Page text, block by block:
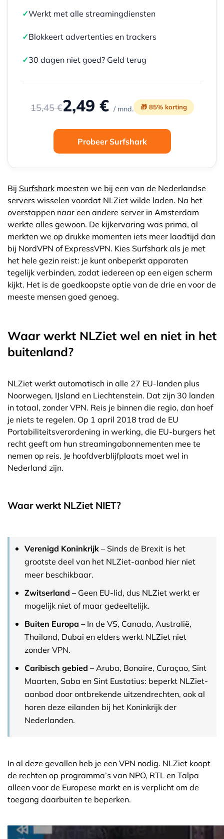
✓Werkt met alle streamingdiensten
✓Blokkeert advertenties en trackers
✓30 dagen niet goed? Geld terug
15,45 €2,49 € / mnd. 🎁 85% korting
Probeer Surfshark
Bij Surfshark moesten we bij een van de Nederlandse
servers wisselen voordat NLZiet wilde laden. Na het
overstappen naar een andere server in Amsterdam
werkte alles gewoon. De kijkervaring was prima, al
merkten we op drukke momenten iets meer laadtijd dan
bij NordVPN of ExpressVPN. Kies Surfshark als je met
het hele gezin reist: je kunt onbeperkt apparaten
tegelijk verbinden, zodat iedereen op een eigen scherm
kijkt. Het is de goedkoopste optie van de drie en voor de
meeste mensen goed genoeg.
Waar werkt NLZiet wel en niet in het
buitenland?
NLZiet werkt automatisch in alle 27 EU-landen plus
Noorwegen, IJsland en Liechtenstein. Dat zijn 30 landen
in totaal, zonder VPN. Reis je binnen die regio, dan hoef
je niets te regelen. Op 1 april 2018 trad de EU
Portabiliteitsverordening in werking, die EU-burgers het
recht geeft om hun streamingabonnementen mee te
nemen op reis. Je hoofdverblijfplaats moet wel in
Nederland zijn.
Waar werkt NLZiet NIET?
Verenigd Koninkrijk– Sinds de Brexit is het
grootste deel van het NLZiet-aanbod hier niet
meer beschikbaar.
Zwitserland – Geen EU-lid, dus NLZiet werkt er
mogelijk niet of maar gedeeltelijk.
Buiten Europa – In de VS, Canada, Australië,
Thailand, Dubai en elders werkt NLZiet niet
zonder VPN.
Caribisch gebied – Aruba, Bonaire, Curaçao, Sint
Maarten, Saba en Sint Eustatius: beperkt NLZiet-
aanbod door ontbrekende uitzendrechten, ook al
horen deze eilanden bij het Koninkrijk der
Nederlanden.
In al deze gevallen heb je een VPN nodig. NLZiet koopt
de rechten op programma’s van NPO, RTL en Talpa
alleen voor de Europese markt en is verplicht om de
toegang daarbuiten te beperken.